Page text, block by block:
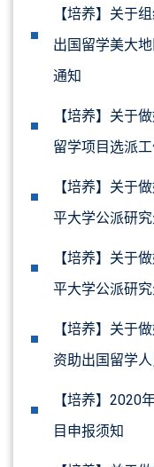
【培养】关于
出国留学美大
通知
【培养】关于
留学项目选派
【培养】关于
平大学公派研
【培养】关于
平大学公派研
【培养】关于
资助出国留学
【培养】2020
目申报须知